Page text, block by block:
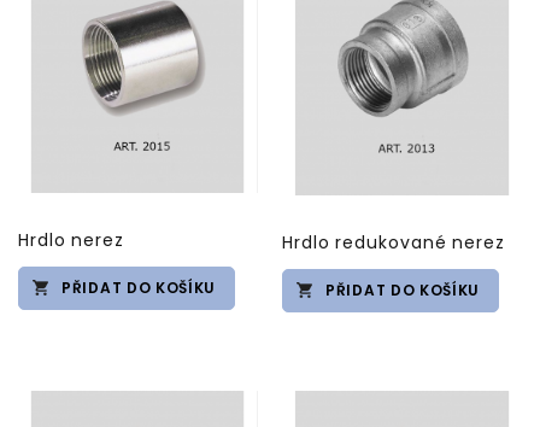
Hrdlo nerez
PŘIDAT DO KOŠÍKU
Hrdlo redukované nerez
PŘIDAT DO KOŠÍKU